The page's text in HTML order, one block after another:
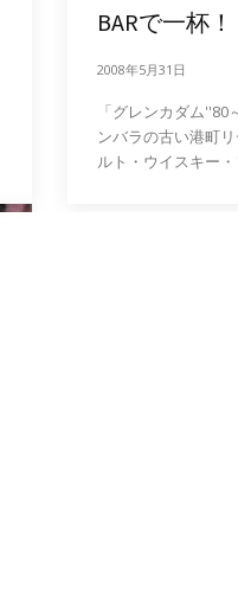
BARで一杯！
2008年5月31日
「グレンカダム
ンバラの古い港町
ルト・ウイスキー